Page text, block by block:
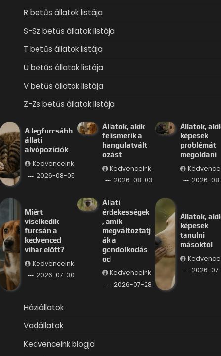
R betűs állatok listája
S-Sz betűs állatok listája
T betűs állatok listája
U betűs állatok listája
V betűs állatok listája
Z-Zs betűs állatok listája
A legfurcsább
állati
alvópozíciók
Kedvenceink
2026-08-05
Állatok, akik
felismerik a
hangulatvált
ozást
Kedvenceink
2026-08-03
Állatok,
képesek
problémát
megoldani
2026-
Miért
viselkedik
furcsán a
kedvenced
vihar előtt?
Kedvenceink
2026-07-30
Állati
érdekességek
, amik
megváltoztatj
ák a
gondolkodás
od
Kedvenceink
2026-07-28
Állatok,
képesek
tanulni
másoktól
2026-
Háziállatok
Vadállatok
Kedvenceink blogja